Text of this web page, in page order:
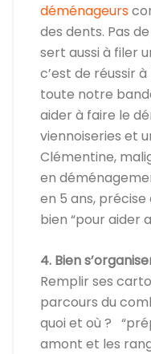
déménageurs
des dents. Pas
sert aussi à filer
c’est de réussir
toute notre
aider à faire le
viennoiseries et
Clémentine,
en
en 5 ans, précise
bien “pour aider
4. Bien
Remplir ses
parcours du
quoi et où ?
amont et les